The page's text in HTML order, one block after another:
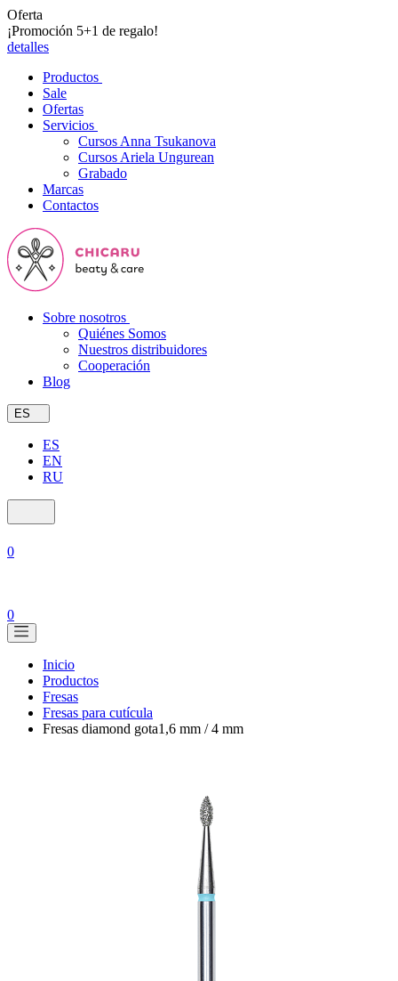
Oferta
¡Promoción 5+1 de regalo!
detalles
Productos
Sale
Ofertas
Servicios
Cursos Anna Tsukanova
Cursos Ariela Ungurean
Grabado
Marcas
Contactos
Sobre nosotros
Quiénes Somos
Nuestros distribuidores
Cooperación
Blog
ES
ES
EN
RU
0
0
Inicio
Productos
Fresas
Fresas para cutícula
Fresas diamond gota1,6 mm / 4 mm